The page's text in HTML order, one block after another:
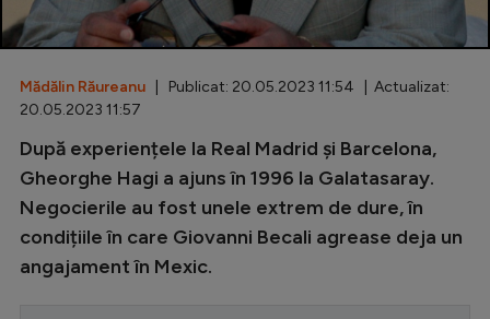
Diverse
Inedit
Clasamente
Champions League
Europa League
Mădălin Răureanu | Publicat: 20.05.2023 11:54 | Actualizat:
20.05.2023 11:57
După experiențele la Real Madrid și Barcelona,
Gheorghe Hagi a ajuns în 1996 la Galatasaray.
Negocierile au fost unele extrem de dure, în
condițiile în care Giovanni Becali agrease deja un
angajament în Mexic.